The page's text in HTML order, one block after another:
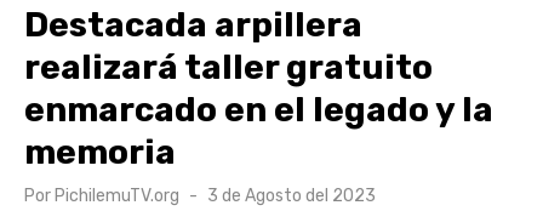
Retrospectiva 2026 | Capítulo 03: lessons on flight – Cecilia
Araneda
Destacada arpillera
realizará taller gratuito
enmarcado en el legado y la
memoria
Por PichilemuTV.org
Publicado
3 de Agosto del 2023